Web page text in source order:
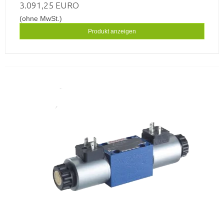
3.091,25 EURO
(ohne MwSt.)
Produkt anzeigen